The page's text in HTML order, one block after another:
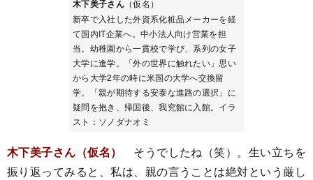
木下美子さん（仮名）
新卒で入社した外資系化粧品メーカーを経
て国内IT企業へ。中小法人向け営業を担
当。幼稚園から一貫校で学び、系列の女子
大学に進学。「外の世界に触れたい」思い
から大学2年の時に米国の大学へ交換留
学。「親が期待する安泰な進路の選択」に
疑問を抱き、帰国後、我究館に入館。イラ
スト：ソノダナオミ
木下美子さん（仮名） そうでしたね（笑）。生い立ちを
振り返ってみると、私は、親の言うことは絶対という厳し